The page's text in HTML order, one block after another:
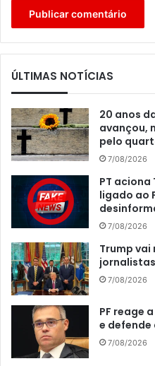
ÚLTIMAS NOTÍCIAS
20 anos
avançou,
pelo
7/08/2026
PT aciona
ligado ao
7/08/2026
Trump
7/08/2026
PF reage
e
7/08/2026